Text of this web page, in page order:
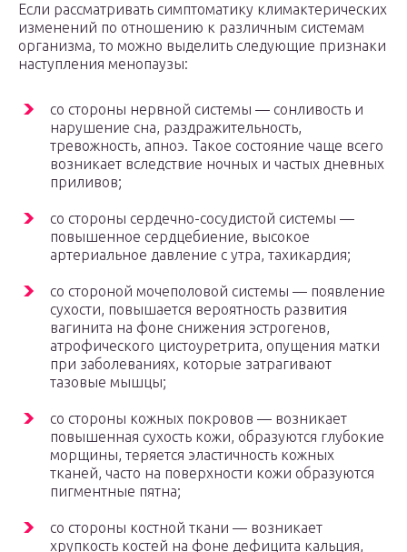
Если рассматривать симптоматику климактерических
изменений по отношению к различным системам
организма, то можно выделить следующие признаки
наступления менопаузы:
со стороны нервной системы — сонливость и
нарушение сна, раздражительность,
тревожность, апноэ. Такое состояние чаще всего
возникает вследствие ночных и частых дневных
приливов;
со стороны сердечно-сосудистой системы —
повышенное сердцебиение, высокое
артериальное давление с утра, тахикардия;
со стороной мочеполовой системы — появление
сухости, повышается вероятность развития
вагинита на фоне снижения эстрогенов,
атрофического цистоуретрита, опущения матки
при заболеваниях, которые затрагивают
тазовые мышцы;
со стороны кожных покровов — возникает
повышенная сухость кожи, образуются глубокие
морщины, теряется эластичность кожных
тканей, часто на поверхности кожи образуются
пигментные пятна;
со стороны костной ткани — возникает
хрупкость костей на фоне дефицита кальция,